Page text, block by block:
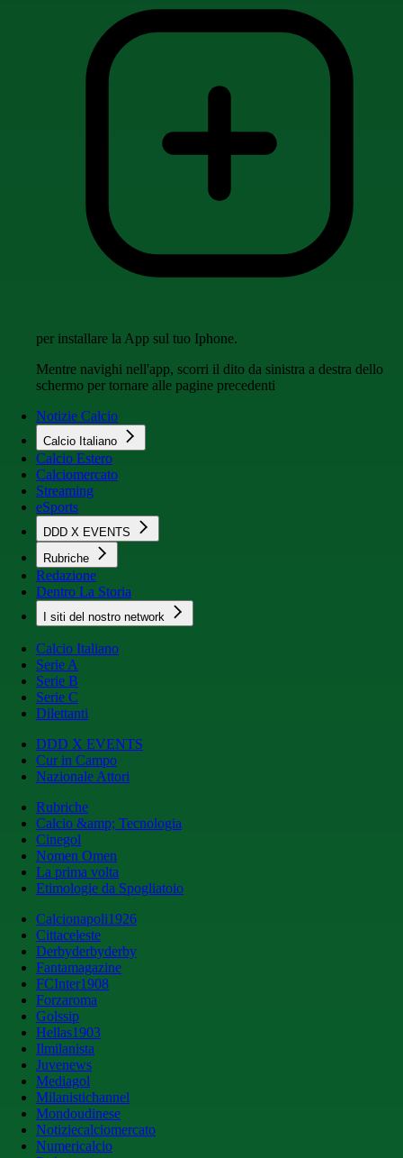
per installare la App sul tuo Iphone.
Mentre navighi nell'app, scorri il dito da sinistra a destra dello
schermo per tornare alle pagine precedenti
Notizie Calcio
Calcio Italiano
Calcio Estero
Calciomercato
Streaming
eSports
DDD X EVENTS
Rubriche
Redazione
Dentro La Storia
I siti del nostro network
Calcio Italiano
Serie A
Serie B
Serie C
Dilettanti
DDD X EVENTS
Cur in Campo
Nazionale Attori
Rubriche
Calcio &amp; Tecnologia
Cinegol
Nomen Omen
La prima volta
Etimologie da Spogliatoio
Calcionapoli1926
Cittaceleste
Derbyderbyderby
Fantamagazine
FCInter1908
Forzaroma
Golssip
Hellas1903
Ilmilanista
Juvenews
Mediagol
Milanistichannel
Mondoudinese
Notiziecalciomercato
Numericalcio